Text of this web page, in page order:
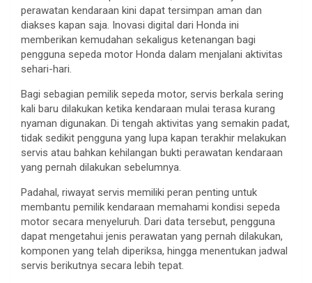
perawatan kendaraan kini dapat tersimpan aman dan
diakses kapan saja. Inovasi digital dari Honda ini
memberikan kemudahan sekaligus ketenangan bagi
pengguna sepeda motor Honda dalam menjalani aktivitas
sehari-hari.
Bagi sebagian pemilik sepeda motor, servis berkala sering
kali baru dilakukan ketika kendaraan mulai terasa kurang
nyaman digunakan. Di tengah aktivitas yang semakin padat,
tidak sedikit pengguna yang lupa kapan terakhir melakukan
servis atau bahkan kehilangan bukti perawatan kendaraan
yang pernah dilakukan sebelumnya.
Padahal, riwayat servis memiliki peran penting untuk
membantu pemilik kendaraan memahami kondisi sepeda
motor secara menyeluruh. Dari data tersebut, pengguna
dapat mengetahui jenis perawatan yang pernah dilakukan,
komponen yang telah diperiksa, hingga menentukan jadwal
servis berikutnya secara lebih tepat.